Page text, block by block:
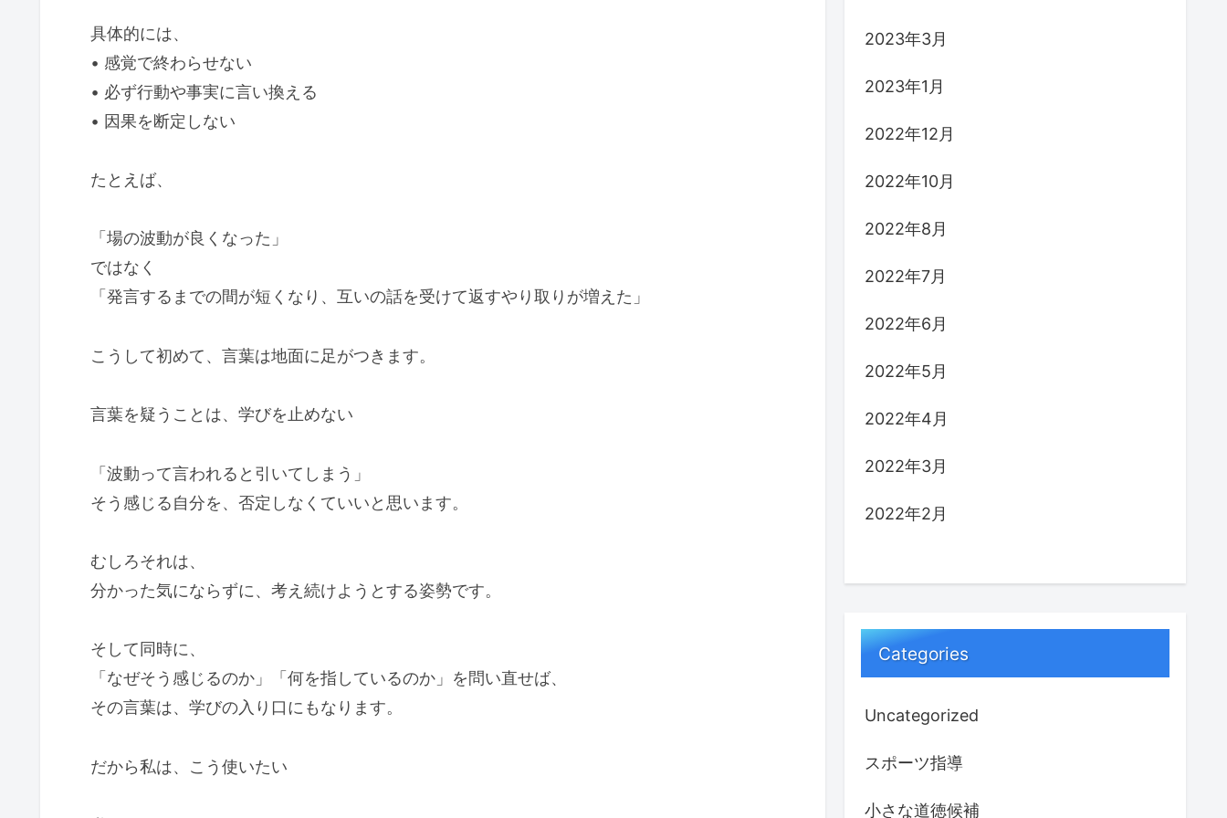
具体的には、
• 感覚で終わらせない
• 必ず行動や事実に言い換える
• 因果を断定しない
たとえば、
「場の波動が良くなった」
ではなく
「発言するまでの間が短くなり、互いの話を受けて返すやり取りが増えた」
こうして初めて、言葉は地面に足がつきます。
言葉を疑うことは、学びを止めない
「波動って言われると引いてしまう」
そう感じる自分を、否定しなくていいと思います。
むしろそれは、
分かった気にならずに、考え続けようとする姿勢です。
そして同時に、
「なぜそう感じるのか」「何を指しているのか」を問い直せば、
その言葉は、学びの入り口にもなります。
だから私は、こう使いたい
2023年3月
2023年1月
2022年12月
2022年10月
2022年8月
2022年7月
2022年6月
2022年5月
2022年4月
2022年3月
2022年2月
Categories
Uncategorized
スポーツ指導
小さな道徳候補